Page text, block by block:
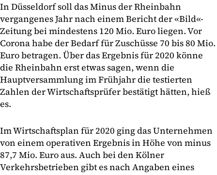
In Düsseldorf soll das Minus der Rheinbahn
vergangenes Jahr nach einem Bericht der «Bild«-
Zeitung bei mindestens 120 Mio. Euro liegen. Vor
Corona habe der Bedarf für Zuschüsse 70 bis 80 Mio.
Euro betragen. Über das Ergebnis für 2020 könne
die Rheinbahn erst etwas sagen, wenn die
Hauptversammlung im Frühjahr die testierten
Zahlen der Wirtschaftsprüfer bestätigt hätten, hieß
es.
Im Wirtschaftsplan für 2020 ging das Unternehmen
von einem operativen Ergebnis in Höhe von minus
87,7 Mio. Euro aus. Auch bei den Kölner
Verkehrsbetrieben gibt es nach Angaben eines